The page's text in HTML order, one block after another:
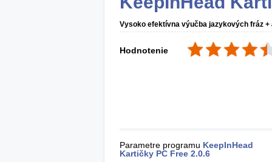
Vysoko efektívna výučba jazykových fráz
Hodnotenie
Parametre programu KeepInHead
Kartičky PC Free 2.0.6